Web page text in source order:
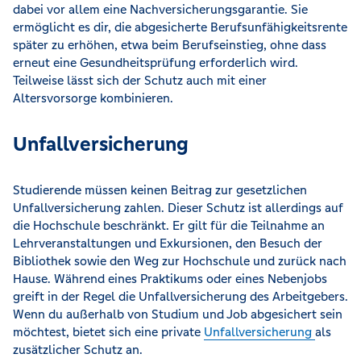
dabei vor allem eine Nachversicherungsgarantie. Sie
ermöglicht es dir, die abgesicherte Berufsunfähigkeitsrente
später zu erhöhen, etwa beim Berufseinstieg, ohne dass
erneut eine Gesundheitsprüfung erforderlich wird.
Teilweise lässt sich der Schutz auch mit einer
Altersvorsorge kombinieren.
Unfallversicherung
Studierende müssen keinen Beitrag zur gesetzlichen
Unfallversicherung zahlen. Dieser Schutz ist allerdings auf
die Hochschule beschränkt. Er gilt für die Teilnahme an
Lehrveranstaltungen und Exkursionen, den Besuch der
Bibliothek sowie den Weg zur Hochschule und zurück nach
Hause. Während eines Praktikums oder eines Nebenjobs
greift in der Regel die Unfallversicherung des Arbeitgebers.
Wenn du außerhalb von Studium und Job abgesichert sein
möchtest, bietet sich eine private Unfallversicherung als
zusätzlicher Schutz an.